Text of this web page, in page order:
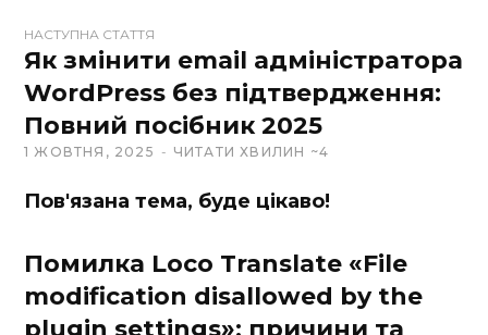
НАСТУПНА СТАТТЯ
Як змінити email адміністратора
WordPress без підтвердження:
Повний посібник 2025
1 ЖОВТНЯ, 2025 ЧИТАТИ ХВИЛИН ~4
Пов'язана тема, буде цікаво!
Помилка Loco Translate «File
modification disallowed by the